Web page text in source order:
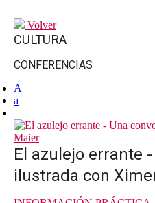
Volver
CULTURA
CONFERENCIAS
A
a
El azulejo errante
ilustrada con